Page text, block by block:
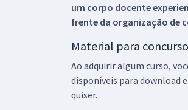
um corpo docente
frente da organização de
Material para concurso
Ao adquirir algum curso,
disponíveis para download
quiser.